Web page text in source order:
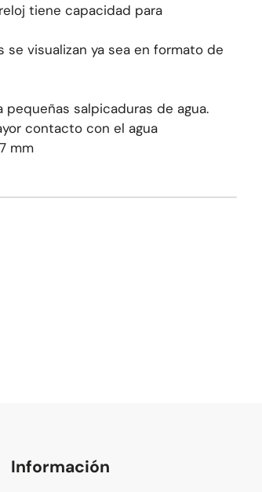
tiene capacidad para
se visualizan ya sea en formato de
pequeñas salpicaduras de agua.
contacto con el agua
mm
Información